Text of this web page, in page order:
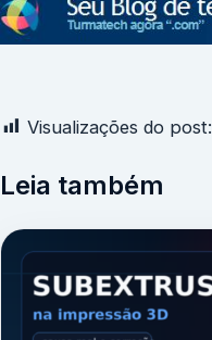
Visualizações do post:
Leia também